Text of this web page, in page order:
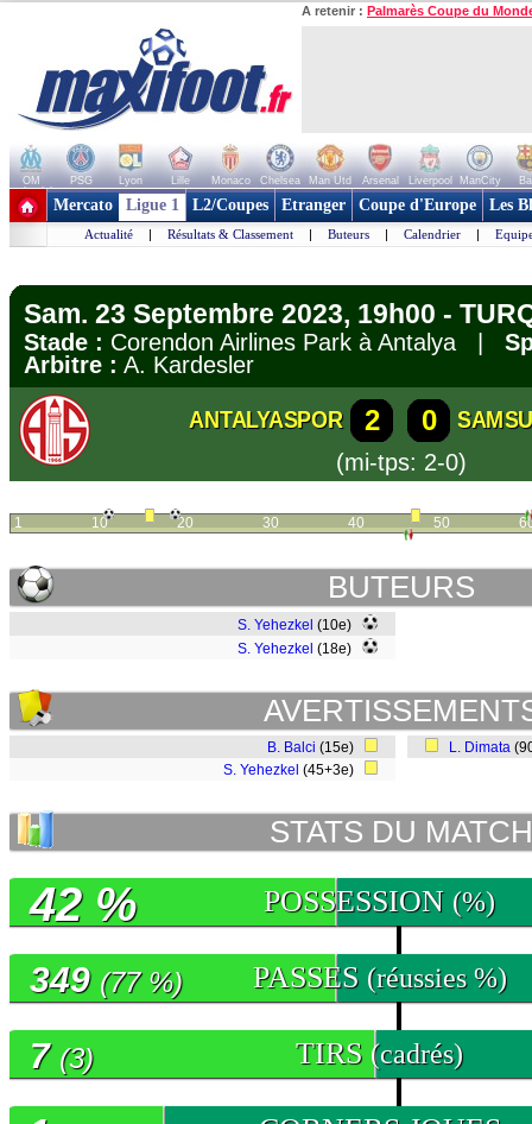
A retenir : Palmarès Coupe du
OM PSG Lyon Lille Monaco Chelsea Man Utd Arsenal Liverpool ManCity
+ de clubs
Mercato Ligue 1 L2/Coupes Etranger Coupe d'Europe Les
Actualité | Résultats & Classement | Buteurs | Calendrier |
Sam. 23 Septembre 2023, 19h00 -
Stade : Corendon Airlines Park à Antalya |
Arbitre : A. Kardesler
ANTALYASPOR 2 0
(mi-tps: 2-0)
1 10 20 30 40 50
BUTEURS
S. Yehezkel (10e)
S. Yehezkel (18e)
B. Balci (15e)
S. Yehezkel (45+3e)
L. Dimata
STATS DU MATCH
POSSESSION (%)
42 %
PASSES (réussies %)
349 (77 %)
TIRS (cadrés)
7 (3)